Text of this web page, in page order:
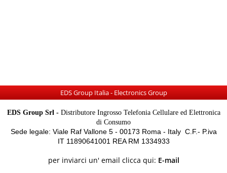
EDS Group Italia - Electronics Group
EDS Group Srl -Distributore Ingrosso Telefonia Cellulare ed Elettronica
di Consumo
Sede legale: Viale Raf Vallone 5 - 00173 Roma - Italy C.F.- P.iva
IT 11890641001 REA RM 1334933
per inviarci un' email clicca qui: E-mail